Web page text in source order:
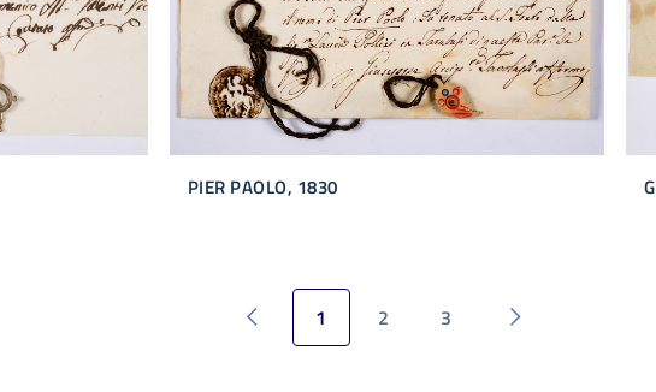
PIER PAOLO, 1830
Pagina precedente
1 2 3 Pagina